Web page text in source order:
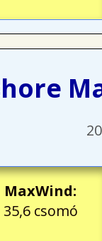
MaxWind:
35,6 csomó